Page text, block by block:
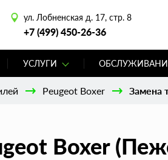
ул. Лобненская д. 17, стр. 8
+7 (499) 450-26-36
УСЛУГИ
Peugeot Boxer Замена
Boxer